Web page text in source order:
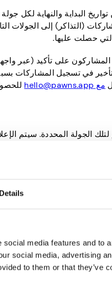
Details
media features and to
social media, advertising
to them or that they’ve
البداية والنهاية لكل
(التذاكر) إلى
حصلت عليها.
على تأكيد (عبر
في تسجيل المشاركات
مع hello@pawns.app
المحددة. سيتم
حسابات الفائزين داخل
أو أشكال أخرى من
القياسية وسياسات
تأخيرات أو إخفاقات في
تمثل كل تذكرة فرصة واحدة